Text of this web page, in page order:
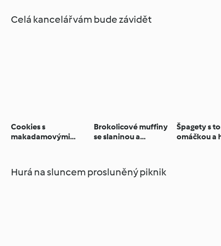
Celá kancelář vám bude závidět
Cookies s
makadamovými
Brokolicové muffiny
se slaninou a
Špagety s
omáčkou a
Hurá na sluncem prosluněný piknik